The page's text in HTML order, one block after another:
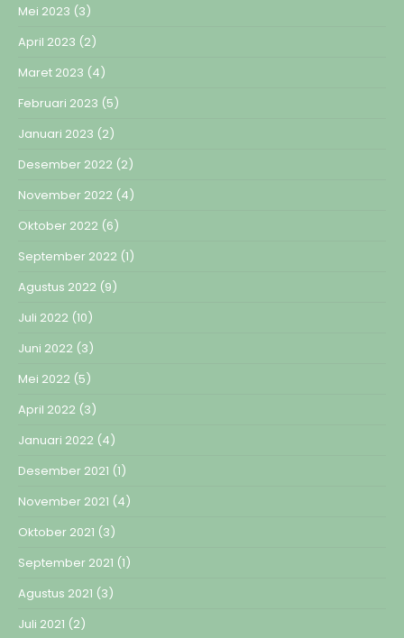
Mei 2023 (3)
April 2023 (2)
Maret 2023 (4)
Februari 2023 (5)
Januari 2023 (2)
Desember 2022 (2)
November 2022 (4)
Oktober 2022 (6)
September 2022 (1)
Agustus 2022 (9)
Juli 2022 (10)
Juni 2022 (3)
Mei 2022 (5)
April 2022 (3)
Januari 2022 (4)
Desember 2021 (1)
November 2021 (4)
Oktober 2021 (3)
September 2021 (1)
Agustus 2021 (3)
Juli 2021 (2)